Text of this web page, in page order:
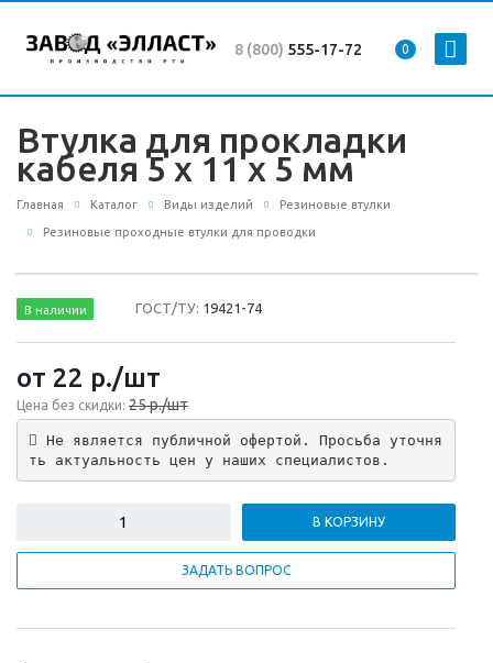
0
8 (800) 555-17-72
Втулка для прокладки
кабеля 5 x 11 x 5 мм
Главная Каталог Виды изделий Резиновые втулки
Резиновые проходные втулки для проводки
В наличии ГОСТ/ТУ: 19421-74
от 22 р./шт
Цена без скидки: 25 р./шт
Не является публичной офертой. Просьба уточня
ть актуальность цен у наших специалистов.
В КОРЗИНУ
ЗАДАТЬ ВОПРОС